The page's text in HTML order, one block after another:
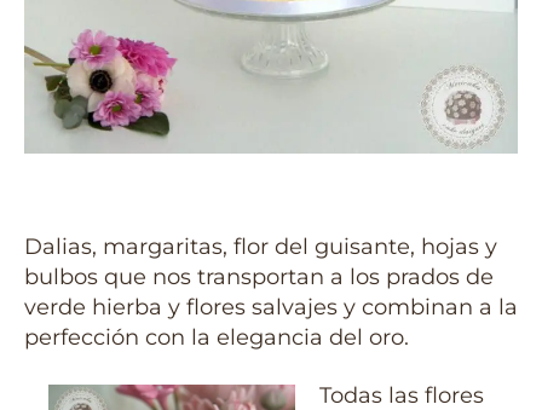
Dalias, margaritas, flor del guisante, hojas y
bulbos que nos transportan a los prados de
verde hierba y flores salvajes y combinan a la
perfección con la elegancia del oro.
Todas las flores